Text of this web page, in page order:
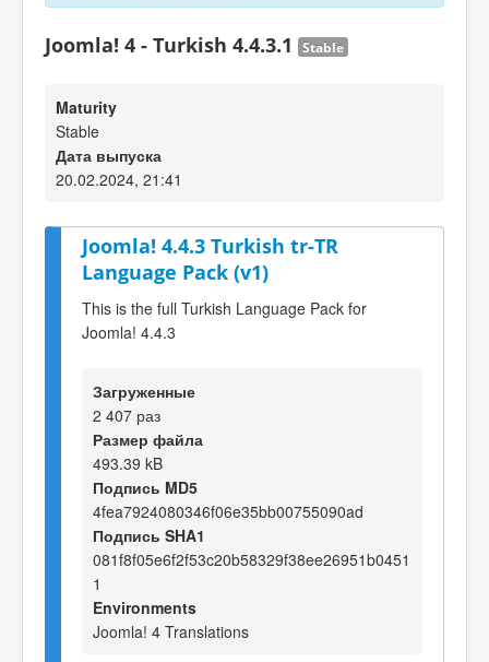
Joomla! 4 - Turkish 4.4.3.1 Stable
Maturity
Stable
Дата выпуска
20.02.2024, 21:41
Joomla! 4.4.3 Turkish tr-TR
Language Pack (v1)
This is the full Turkish Language Pack for
Joomla! 4.4.3
Загруженные
2 407 раз
Размер файла
493.39 kB
Подпись MD5
4fea7924080346f06e35bb00755090ad
Подпись SHA1
081f8f05e6f2f53c20b58329f38ee26951b0451
1
Environments
Joomla! 4 Translations